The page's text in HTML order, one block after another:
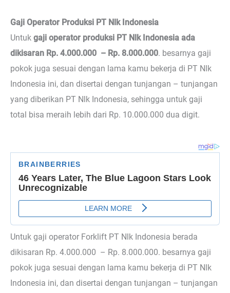
Gaji Operator Produksi PT Nlk Indonesia
Untuk gaji operator produksi PT Nlk Indonesia ada
dikisaran Rp. 4.000.000 – Rp. 8.000.000. besarnya gaji
pokok juga sesuai dengan lama kamu bekerja di PT Nlk
Indonesia ini, dan disertai dengan tunjangan – tunjangan
yang diberikan PT Nlk Indonesia, sehingga untuk gaji
total bisa meraih lebih dari Rp. 10.000.000 dua digit.
Untuk gaji operator Forklift PT Nlk Indonesia berada
dikisaran Rp. 4.000.000 – Rp. 8.000.000. besarnya gaji
pokok juga sesuai dengan lama kamu bekerja di PT Nlk
Indonesia ini, dan disertai dengan tunjangan – tunjangan